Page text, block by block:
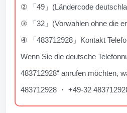
② 「49」(Ländercode
③ 「32」(Vorwahlen ohne die
④ 「483712928」Kontakt
Wenn Sie die deutsche
483712928“ anrufen möchten,
483712928 ・ +49-32